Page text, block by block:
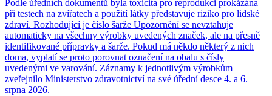
Podle úředních dokumentů byla toxicita pro reprodukci prokázána
při testech na zvířatech a použití látky představuje riziko pro lidské
zdraví. Rozhodující je číslo šarže Upozornění se nevztahuje
automaticky na všechny výrobky uvedených značek, ale na přesně
identifikované přípravky a šarže. Pokud má někdo některý z nich
doma, vyplatí se proto porovnat označení na obalu s čísly
uvedenými ve varování. Záznamy k jednotlivým výrobkům
zveřejnilo Ministerstvo zdravotnictví na své úřední desce 4. a 6.
srpna 2026.